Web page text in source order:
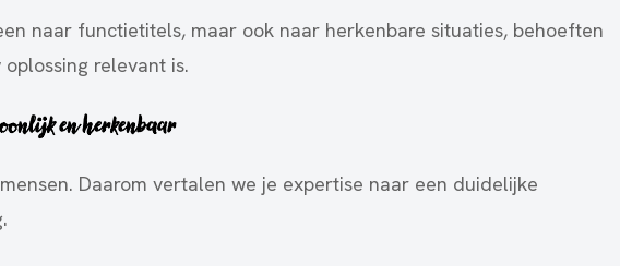
naar functietitels, maar ook naar herkenbare situaties, behoeften
relevant is.
en herkenbaar
Daarom vertalen we je expertise naar een duidelijke